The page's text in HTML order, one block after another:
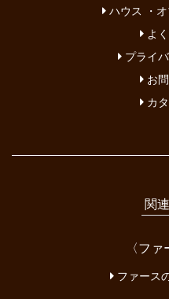
ハウス ・オ
よく
プライ
お問
カタ
関
〈ファ
ファース